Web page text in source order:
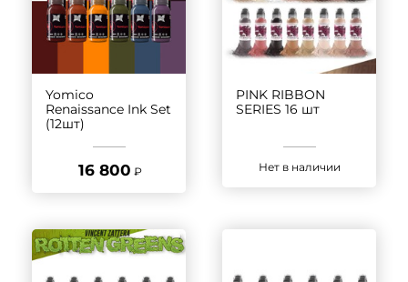
Yomico
Renaissance Ink Set
(12шт)
16 800 ₽
PINK RIBBON
SERIES 16 шт
Нет в наличии